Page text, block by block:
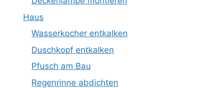
Haus
Wasserkocher entkalken
Duschkopf entkalken
Pfusch am Bau
Regenrinne abdichten